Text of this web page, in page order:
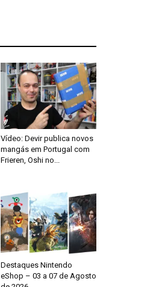
Vídeo: Devir publica novos
mangás em Portugal com
Frieren, Oshi no...
Destaques Nintendo
eShop – 03 a 07 de Agosto